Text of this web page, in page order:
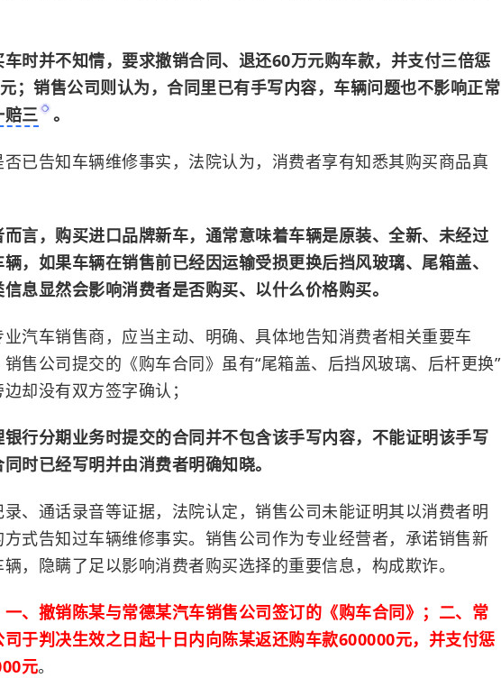
时并不知情，要求撤销合同、退还60万元购车款，并支付三倍惩
；销售公司则认为，合同里已有手写内容，车辆问题也不影响正常
赔三 。
已告知车辆维修事实，法院认为，消费者享有知悉其购买商品真
言，购买进口品牌新车，通常意味着车辆是原装、全新、未经过
，如果车辆在销售前已经因运输受损更换后挡风玻璃、尾箱盖、
息显然会影响消费者是否购买、以什么价格购买。
汽车销售商，应当主动、明确、具体地告知消费者相关重要车
售公司提交的《购车合同》虽有“尾箱盖、后挡风玻璃、后杆更换”
却没有双方签字确认；
银行分期业务时提交的合同并不包含该手写内容，不能证明该手写
时已经写明并由消费者明确知晓。
、通话录音等证据，法院认定，销售公司未能证明其以消费者明
式告知过车辆维修事实。销售公司作为专业经营者，承诺销售新
，隐瞒了足以影响消费者购买选择的重要信息，构成欺诈。
一、撤销陈某与常德某汽车销售公司签订的《购车合同》；二、常
于判决生效之日起十日内向陈某返还购车款600000元，并支付惩
元。